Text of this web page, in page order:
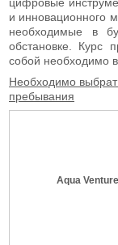
и инновационного
необходимые в
обстановке. Курс
собой необходимо
Необходимо
пребывания
Aqua Venture